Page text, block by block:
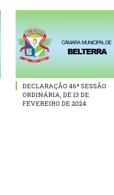
DECLARAÇÃO 46ª SESSÃO
ORDINÁRIA, DE 13 DE
FEVEREIRO DE 2024